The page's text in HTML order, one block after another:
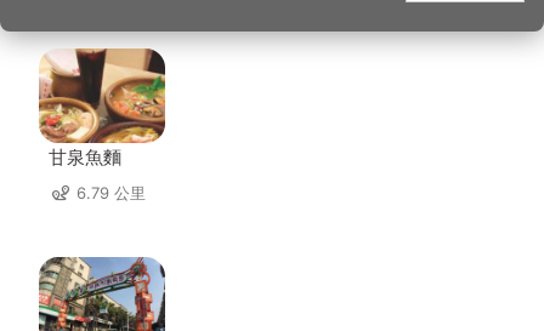
甘泉魚麵
6.79 公里